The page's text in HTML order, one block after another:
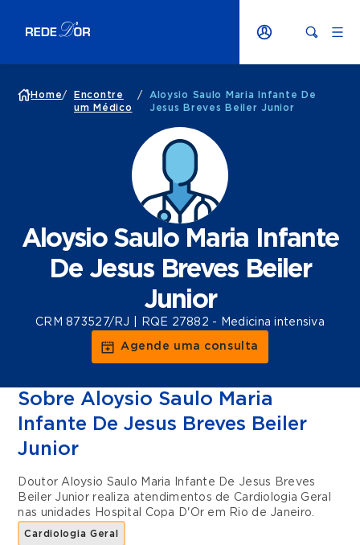
Home/
Encontre
um Médico
/
Aloysio Saulo Maria Infante De
Jesus Breves Beiler Junior
Aloysio Saulo Maria Infante
De Jesus Breves Beiler
Junior
CRM 873527/RJ | RQE 27882 - Medicina intensiva
Agende uma consulta
Sobre Aloysio Saulo Maria
Infante De Jesus Breves Beiler
Junior
Doutor Aloysio Saulo Maria Infante De Jesus Breves
Beiler Junior realiza atendimentos de Cardiologia Geral
nas unidades
Hospital Copa D'Or em Rio de Janeiro.
Cardiologia Geral